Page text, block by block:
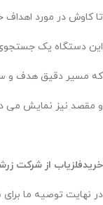
تا کاوش در مورد اهداف
این دستگاه یک جستجوی
که مسیر دقیق هدف و
و مقصد نیز نمایش می
خریدفلزیاب از شرکت
در نهایت توصیه ما